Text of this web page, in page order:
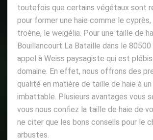
toutefois que certains végétaux sont
pour former une haie comme le cyprès,
troène, le weigélia. Pour une taille de
Bouillancourt La Bataille dans le
appel à Weiss paysagiste qui est
domaine. En effet, nous offrons des
qualité en matière de taille de haie à un
imbattable. Plusieurs avantages vous
vous nous confiez la taille de haie de
ne citer que les bons conseils pour le
arbustes.